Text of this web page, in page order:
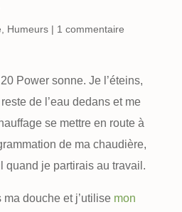
Humeurs| 1 commentaire
Power sonne. Je l’éteins,
de l’eau dedans et me
se mettre en route à
de ma chaudière,
quand je partirais au travail.
ma douche et j’utilise mon